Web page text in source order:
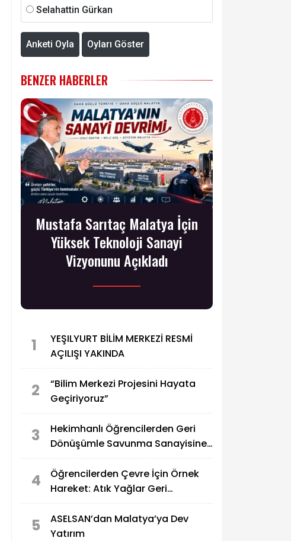
Selahattin Gürkan
Anketi Oyla Oyları Göster
BENZER HABERLER
Mustafa Sarıtaç Malatya İçin
Yüksek Teknoloji Sanayi
Vizyonunu Açıkladı
1
YEŞILYURT BİLİM MERKEZİ RESMİ
AÇILIŞI YAKINDA
2
“Bilim Merkezi Projesini Hayata
Geçiriyoruz”
3
Hekimhanlı Öğrencilerden Geri
Dönüşümle Savunma Sanayisine
4
Öğrencilerden Çevre İçin Örnek
Hareket: Atık Yağlar Geri
5
ASELSAN’dan Malatya’ya Dev
Yatırım